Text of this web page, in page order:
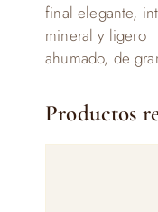
final elegante,
mineral y ligero
ahumado, de
Productos